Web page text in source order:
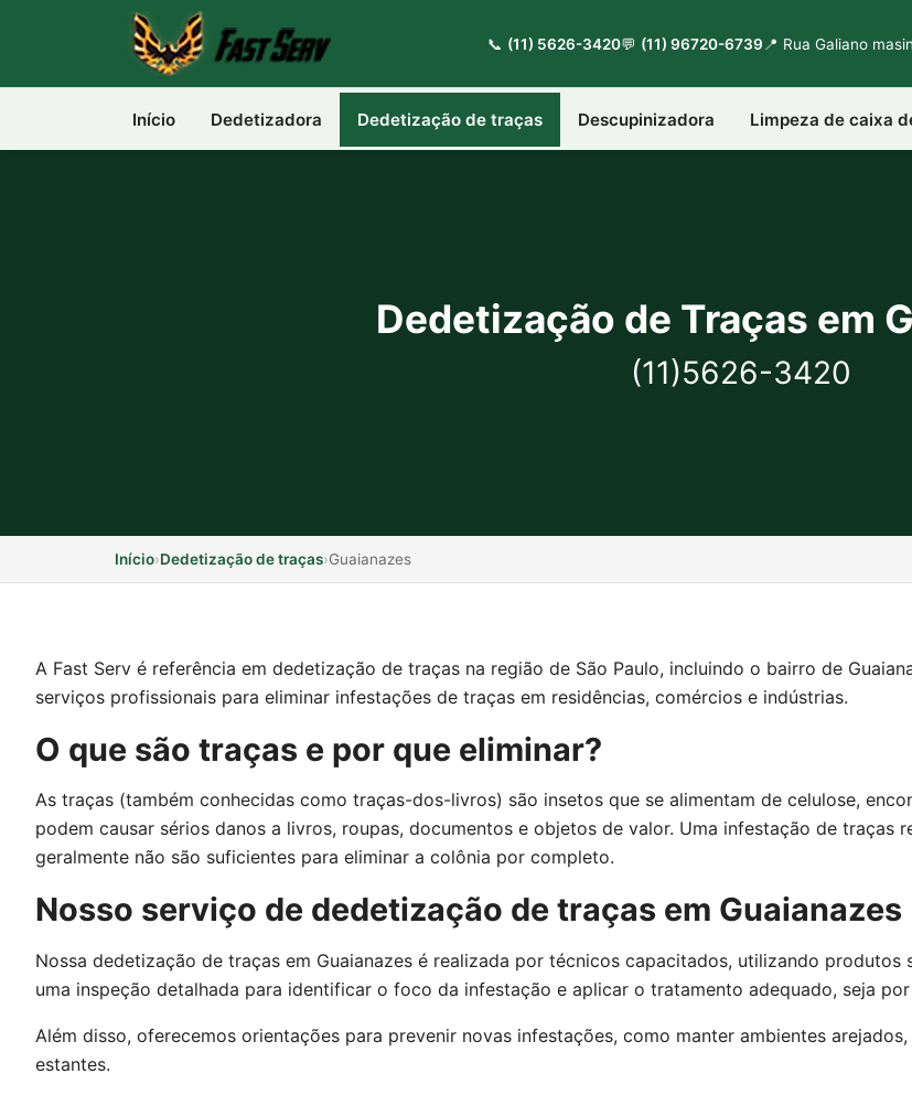
📞 (11) 5626-3420💬 (11) 96720-6739 📍 Rua Galiano
Início Dedetizadora Dedetização de traças Descupinizadora Limpeza de caixa
Dedetização de Traças em
(11)5626-3420
Início›Dedetização de traças›Guaianazes
A Fast Serv é referência em dedetização de traças na região de São Paulo, incluindo o bairro de
serviços profissionais para eliminar infestações de traças em residências, comércios e indústrias.
O que são traças e por que eliminar?
As traças (também conhecidas como traças-dos-livros) são insetos que se alimentam de celulose,
podem causar sérios danos a livros, roupas, documentos e objetos de valor. Uma infestação de
geralmente não são suficientes para eliminar a colônia por completo.
Nosso serviço de dedetização de traças em Guaianazes
Nossa dedetização de traças em Guaianazes é realizada por técnicos capacitados, utilizando
uma inspeção detalhada para identificar o foco da infestação e aplicar o tratamento adequado, seja
Além disso, oferecemos orientações para prevenir novas infestações, como manter ambientes
estantes.